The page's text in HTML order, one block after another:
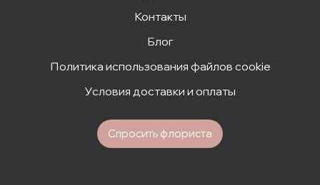
Контакты
Блог
Политика использования файлов cookie
Условия доставки и оплаты
Спросить флориста